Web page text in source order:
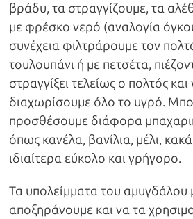
βράδυ, τα στραγγίζουμε, τα
με φρέσκο νερό (αναλογία
συνέχεια φιλτράρουμε τον
τουλουπάνι ή με πετσέτα,
στραγγίξει τελείως ο πολτός και
διαχωρίσουμε όλο το υγρό.
προσθέσουμε διάφορα
όπως κανέλα, βανίλια, μέλι,
ιδιαίτερα εύκολο και γρήγορο.
Τα υπολείμματα του
αποξηράνουμε και να τα